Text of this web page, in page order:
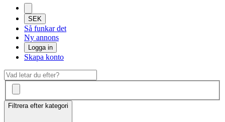
SEK
Så funkar det
Ny annons
Logga in
Skapa konto
Filtrera efter kategori